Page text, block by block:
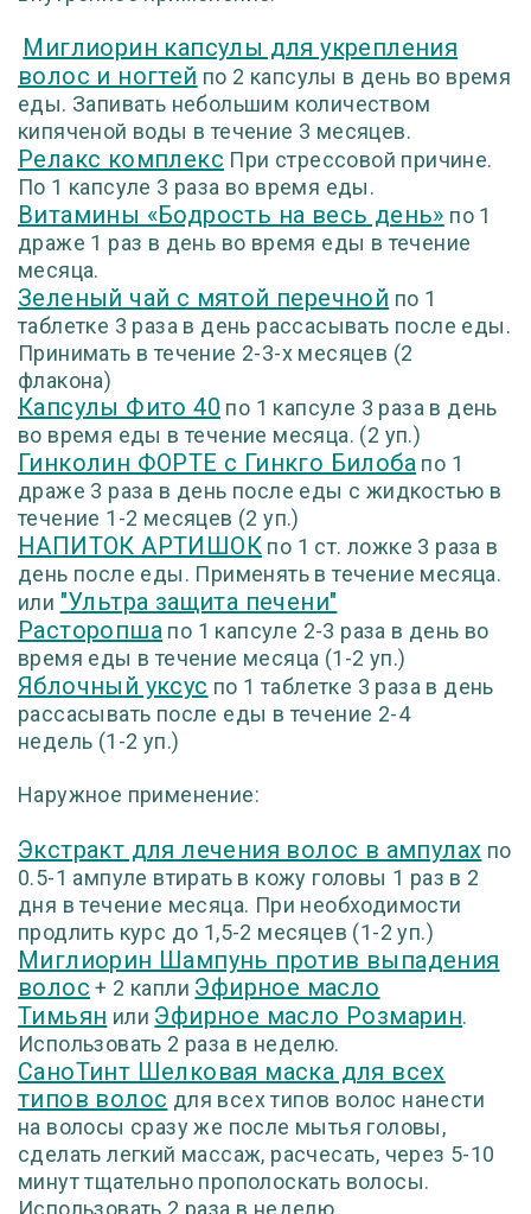
Миглиорин капсулы для укрепления
волос и ногтей по 2 капсулы в день во время
еды. Запивать небольшим количеством
кипяченой воды в течение 3 месяцев.
Релакс комплекс При стрессовой причине.
По 1 капсуле 3 раза во время еды.
Витамины «Бодрость на весь день» по 1
драже 1 раз в день во время еды в течение
месяца.
Зеленый чай с мятой перечной по 1
таблетке 3 раза в день рассасывать после еды.
Принимать в течение 2-3-х месяцев (2
флакона)
Капсулы Фито 40 по 1 капсуле 3 раза в день
во время еды в течение месяца. (2 уп.)
Гинколин ФОРТЕ c Гинкго Билоба по 1
драже 3 раза в день после еды с жидкостью в
течение 1-2 месяцев (2 уп.)
НАПИТОК АРТИШОК по 1 ст. ложке 3 раза в
день после еды. Применять в течение месяца.
или "Ультра защита печени"
Расторопша по 1 капсуле 2-3 раза в день во
время еды в течение месяца (1-2 уп.)
Яблочный уксус по 1 таблетке 3 раза в день
рассасывать после еды в течение 2-4
недель (1-2 уп.)
Наружное применение:
Экстракт для лечения волос в ампулах по
0.5-1 ампуле втирать в кожу головы 1 раз в 2
дня в течение месяца. При необходимости
продлить курс до 1,5-2 месяцев (1-2 уп.)
Миглиорин Шампунь против выпадения
волос + 2 капли Эфирное масло
Тимьян или Эфирное масло Розмарин.
Использовать 2 раза в неделю.
СаноТинт Шелковая маска для всех
типов волос для всех типов волос нанести
на волосы сразу же после мытья головы,
сделать легкий массаж, расчесать, через 5-10
минут тщательно прополоскать волосы.
Использовать 2 раза в неделю.